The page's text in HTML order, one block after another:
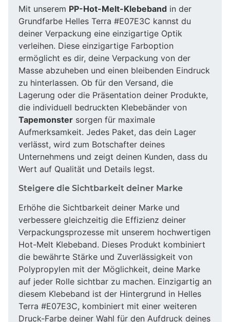
Mit unserem PP-Hot-Melt-Klebeband in der
Grundfarbe Helles Terra #E07E3C kannst du
deiner Verpackung eine einzigartige Optik
verleihen. Diese einzigartige Farboption
ermöglicht es dir, deine Verpackung von der
Masse abzuheben und einen bleibenden Eindruck
zu hinterlassen. Ob für den Versand, die
Lagerung oder die Präsentation deiner Produkte,
die individuell bedruckten Klebebänder von
Tapemonster sorgen für maximale
Aufmerksamkeit. Jedes Paket, das dein Lager
verlässt, wird zum Botschafter deines
Unternehmens und zeigt deinen Kunden, dass du
Wert auf Qualität und Details legst.
Steigere die Sichtbarkeit deiner Marke
Erhöhe die Sichtbarkeit deiner Marke und
verbessere gleichzeitig die Effizienz deiner
Verpackungsprozesse mit unserem hochwertigen
Hot-Melt Klebeband. Dieses Produkt kombiniert
die bewährte Stärke und Zuverlässigkeit von
Polypropylen mit der Möglichkeit, deine Marke
auf jeder Rolle sichtbar zu machen. Einzigartig an
diesem Klebeband ist der Hintergrund in Helles
Terra #E07E3C, kombiniert mit einer weiteren
Druck-Farbe deiner Wahl für den Aufdruck deines